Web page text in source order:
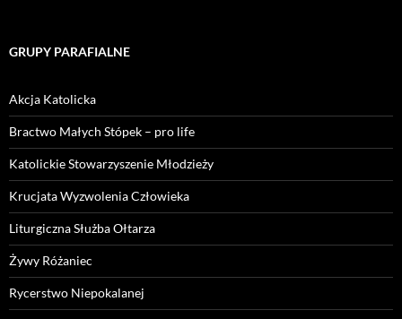
GRUPY PARAFIALNE
Akcja Katolicka
Bractwo Małych Stópek – pro life
Katolickie Stowarzyszenie Młodzieży
Krucjata Wyzwolenia Człowieka
Liturgiczna Służba Ołtarza
Żywy Różaniec
Rycerstwo Niepokalanej